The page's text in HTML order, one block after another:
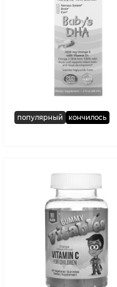
популярный кончилось